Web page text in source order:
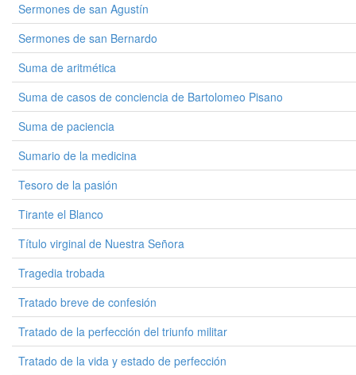
Sermones de san Agustín
Sermones de san Bernardo
Suma de aritmética
Suma de casos de conciencia de Bartolomeo Pisano
Suma de paciencia
Sumario de la medicina
Tesoro de la pasión
Tirante el Blanco
Título virginal de Nuestra Señora
Tragedia trobada
Tratado breve de confesión
Tratado de la perfección del triunfo militar
Tratado de la vida y estado de perfección